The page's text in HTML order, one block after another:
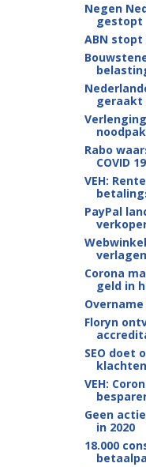
Negen
gestopt
ABN
geraakt
Rabo
COVID 19
VEH:
PayPal
verlagen
Corona
geld in
Floryn
SEO doet
VEH:
Geen
in 2020
18.000